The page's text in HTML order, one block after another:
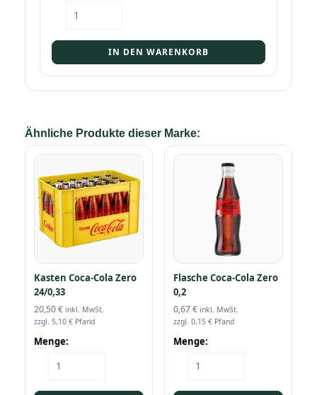
Kasten
Coca-
12/1,0
PET
Menge
IN DEN WARENKORB
Ähnliche Produkte dieser Marke:
Kasten Coca-Cola Zero
24/0,33
20,50€ inkl. MwSt.
zzgl. 5,10 € Pfand
Menge:
Kasten
Coca-
Flasche Coca-Cola Zero
0,2
0,67€ inkl. MwSt.
zzgl. 0,15 € Pfand
Menge:
Flasche
Coca-